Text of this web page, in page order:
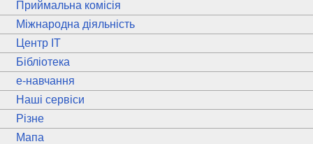
Приймальна комісія
Міжнародна діяльність
Центр ІТ
Бібліотека
e-навчання
Наші сервіси
Різне
Мапа